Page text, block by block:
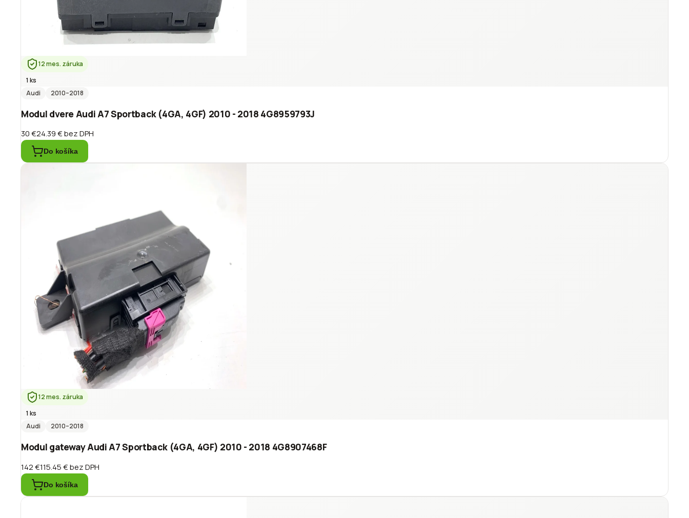
12 mes. záruka
1 ks
Audi
2010–2018
Modul dvere Audi A7 Sportback (4GA, 4GF) 2010 - 2018 4G8959793J
30 €24.39 €bez DPH
Do košíka
12 mes. záruka
1 ks
Audi
2010–2018
Modul gateway Audi A7 Sportback (4GA, 4GF) 2010 - 2018 4G8907468F
142 €115.45 €bez DPH
Do košíka